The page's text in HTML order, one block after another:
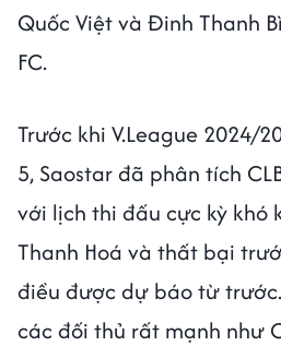
Quốc Việt và Đinh Thanh
FC.
Trước khi V.League 2024/
5, Saostar đã phân tích
với lịch thi đấu cực kỳ khó
Thanh Hoá và thất bại
điều được dự báo từ trước.
các đối thủ rất mạnh như